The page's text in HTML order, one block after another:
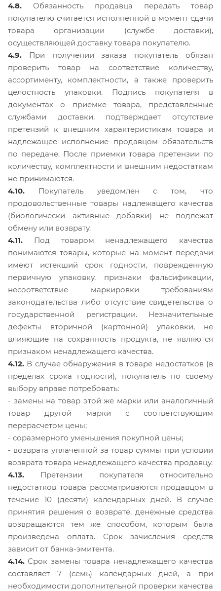
4.8. Обязанность продавца передать товар
покупателю считается исполненной в момент сдачи
товара организации (службе доставки),
осуществляющей доставку товара покупателю.
4.9. При получении заказа покупатель обязан
проверить товар на соответствие количеству,
ассортименту, комплектности, а также проверить
целостность упаковки. Подпись покупателя в
документах о приемке товара, представленные
службами доставки, подтверждает отсутствие
претензий к внешним характеристикам товара и
надлежащее исполнение продавцом обязательств
по передаче. После приемки товара претензии по
количеству, комплектности и внешним недостаткам
не принимаются.
4.10. Покупатель уведомлен с том, что
продовольственные товары надлежащего качества
(биологически активные добавки) не подлежат
обмену или возврату.
4.11. Под товаром ненадлежащего качества
понимаются товары, которые на момент передачи
имеют истекший срок годности, поврежденную
первичную упаковку, признаки фальсификации,
несоответствие маркировки требованиям
законодательства либо отсутствие свидетельства о
государственной регистрации. Незначительные
дефекты вторичной (картонной) упаковки, не
влияющие на сохранность продукта, не являются
признаком ненадлежащего качества.
4.12. В случае обнаружения в товаре недостатков (в
пределах срока годности), покупатель по своему
выбору вправе потребовать:
- замены на товар этой же марки или аналогичный
товар другой марки с соответствующим
перерасчетом цены;
- соразмерного уменьшения покупной цены;
- возврата уплаченной за товар суммы при условии
возврата товара ненадлежащего качества продавцу.
4.13. Претензии покупателя относительно
недостатков товара рассматриваются продавцом в
течение 10 (десяти) календарных дней. В случае
принятия решения о возврате, денежные средства
возвращаются тем же способом, которым была
произведена оплата. Срок зачисления средств
зависит от банка-эмитента.
4.14. Срок замены товара ненадлежащего качества
составляет 7 (семь) календарных дней, а при
необходимости дополнительной проверки качества